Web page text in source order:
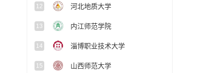
12 河北地质大学
13 内江师范学院
14 淄博职业技术大学
15 山西师范大学